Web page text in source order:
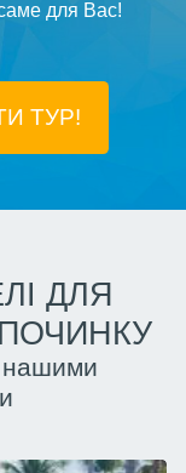
для Вас!
ТУР!
ДЛЯ
нашими